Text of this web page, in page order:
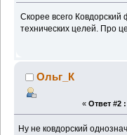
Скорее всего Ковдорский
технических целей. Про
Ольг_К
« Ответ #2 :
Ну не ковдорский